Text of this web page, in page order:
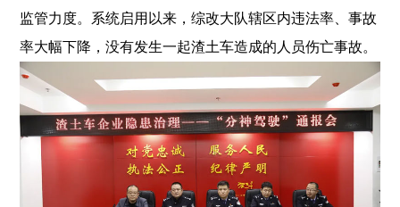
监管力度。系统启用以来，综改大队辖区内违法率、事故
率大幅下降，没有发生一起渣土车造成的人员伤亡事故。